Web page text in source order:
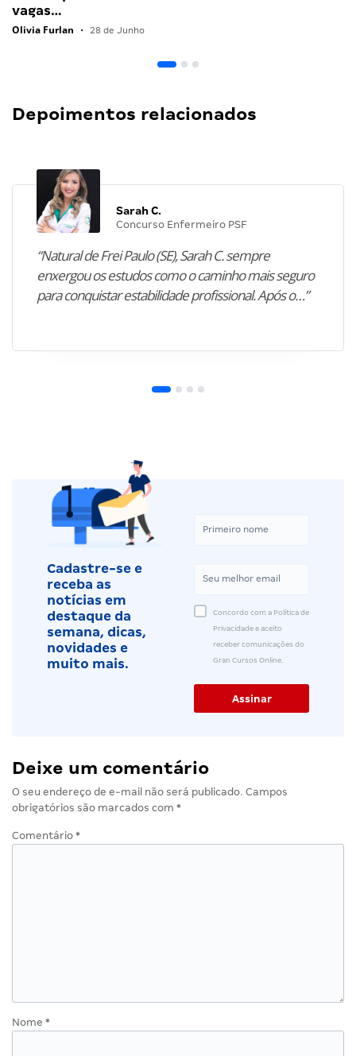
vagas…
Olivia Furlan • 28 de Junho
Depoimentos relacionados
Sarah C.
Concurso Enfermeiro PSF
“Natural de Frei Paulo (SE), Sarah C. sempre
enxergou os estudos como o caminho mais seguro
para conquistar estabilidade profissional. Após o…”
Cadastre-se e
receba as
notícias em
destaque da
semana, dicas,
novidades e
muito mais.
Concordo com a Política de
Privacidade e aceito
receber comunicações do
Gran Cursos Online.
Deixe um comentário
O seu endereço de e-mail não será publicado. Campos
obrigatórios são marcados com *
Comentário *
Nome *